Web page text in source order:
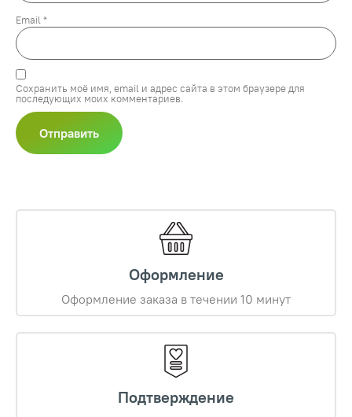
Email *
Сохранить моё имя, email и адрес сайта в этом браузере для
последующих моих комментариев.
Оформление
Оформление заказа в течении 10 минут
Подтверждение